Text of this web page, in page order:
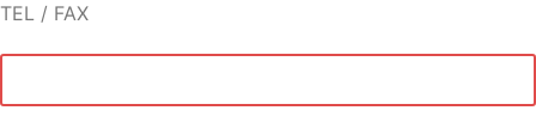
TEL / FAX